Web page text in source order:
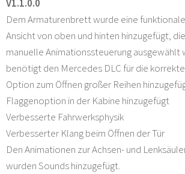
V1.1.0.0
Dem Armaturenbrett wurde eine
Ansicht von oben und hinten hinzugefügt,
manuelle Animationssteuerung ausgewählt
benötigt den Mercedes DLC für die
Option zum Öffnen großer Reihen
Flaggenoption in der Kabine hinzugefügt
Verbesserte Fahrwerksphysik
Verbesserter Klang beim Öffnen der Tür
Den Animationen zur Achsen- und
wurden Sounds hinzugefügt.